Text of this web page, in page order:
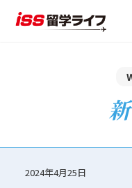
2024年4月25日